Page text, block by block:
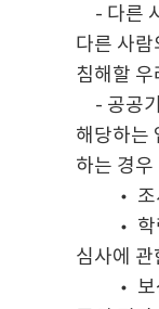
- 다른
다른 사람
침해할
- 공공
해당하는
하는 경우
• 조세
• 학력
심사에 관
• 보상